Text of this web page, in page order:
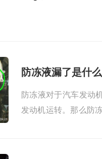
防冻液漏了是什
防冻液对于汽车发动
发动机运转。那么防